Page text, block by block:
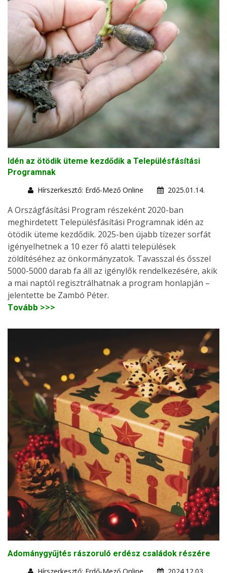
Idén az ötödik üteme kezdődik a Településfásítási
Programnak
Hírszerkesztő: Erdő-Mező Online
2025.01.14.
A Országfásítási Program részeként 2020-ban
meghirdetett Településfásítási Programnak idén az
ötödik üteme kezdődik. 2025-ben újabb tízezer sorfát
igényelhetnek a 10 ezer fő alatti települések
zöldítéséhez az önkormányzatok. Tavasszal és ősszel
5000-5000 darab fa áll az igénylők rendelkezésére, akik
a mai naptól regisztrálhatnak a program honlapján –
jelentette be Zambó Péter.
Tovább >>>
Adománygyűjtés rászoruló erdész családok részére